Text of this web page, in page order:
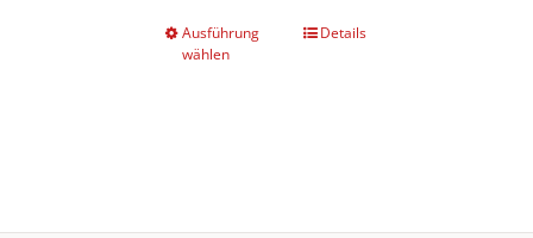
Ausführung
wählen
Details